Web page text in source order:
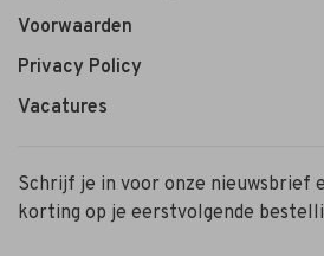
Voorwaarden
Privacy Policy
Vacatures
Schrijf je in voor onze nieuwsbrief
korting op je eerstvolgende